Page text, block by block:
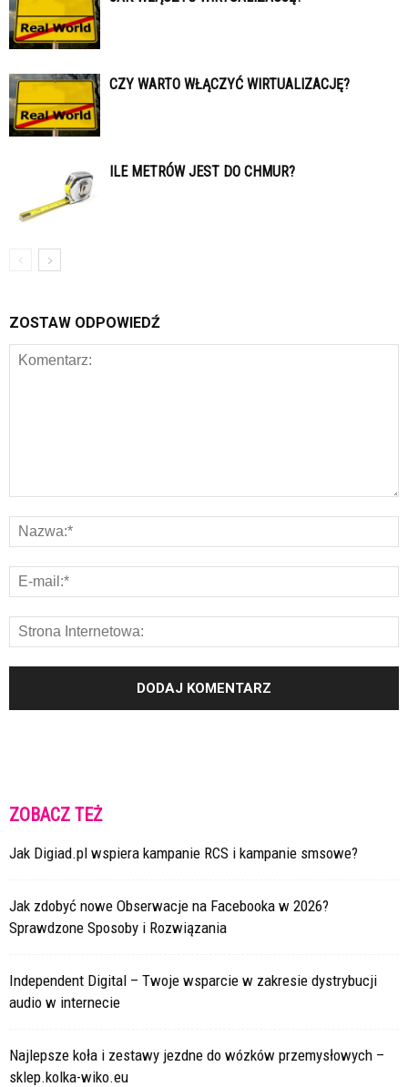
CZY WARTO WŁĄCZYĆ WIRTUALIZACJĘ?
ILE METRÓW JEST DO CHMUR?
ZOSTAW ODPOWIEDŹ
ZOBACZ TEŻ
Jak Digiad.pl wspiera kampanie RCS i kampanie smsowe?
Jak zdobyć nowe Obserwacje na Facebooka w 2026?
Sprawdzone Sposoby i Rozwiązania
Independent Digital – Twoje wsparcie w zakresie dystrybucji
audio w internecie
Najlepsze koła i zestawy jezdne do wózków przemysłowych –
sklep.kolka-wiko.eu